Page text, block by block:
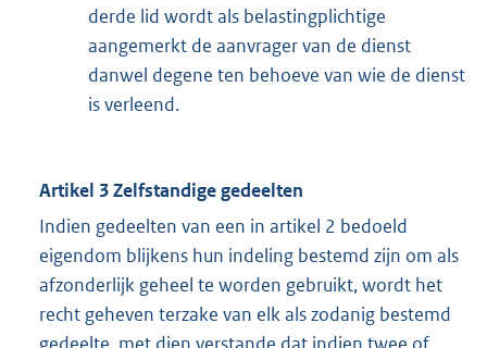
derde lid wordt als belastingplichtige
aangemerkt de aanvrager van de dienst
danwel degene ten behoeve van wie de dienst
is verleend.
Artikel 3 Zelfstandige gedeelten
Indien gedeelten van een in artikel 2 bedoeld
eigendom blijkens hun indeling bestemd zijn om als
afzonderlijk geheel te worden gebruikt, wordt het
recht geheven terzake van elk als zodanig bestemd